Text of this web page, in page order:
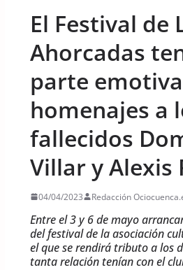
El Festival de
Ahorcadas
parte
homenajes a
fallecidos
Villar y Alexis
04/04/2023 Redacción
Entre el 3 y 6 de mayo
del festival de la asociación
el que se rendirá tributo a los
tanta relación tenían con el